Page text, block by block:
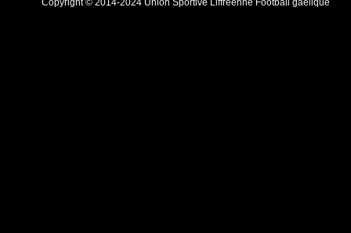
Copyright © 2014-2024 Union Sportive Liffréenne Football gaélique